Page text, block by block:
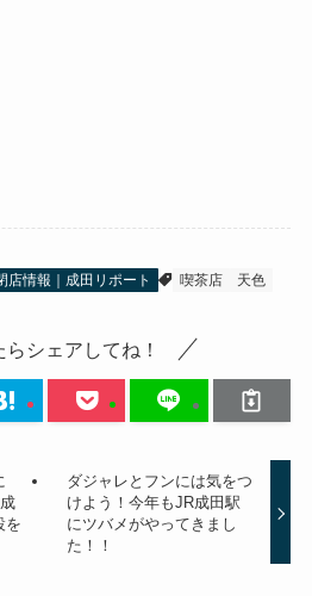
店情報｜成田リポート 喫茶店 天色
らシェアしてね！
を
ダジャレとフンには気をつ
けよう！今年もJR成田駅
にツバメがやってきまし
た！！